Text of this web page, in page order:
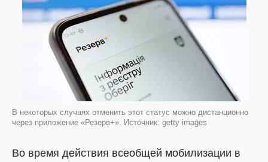
В некоторых случаях отменить этот статус можно дистанционно
через приложение «Резерв+». Источник: getty images
Во время действия всеобщей мобилизации в